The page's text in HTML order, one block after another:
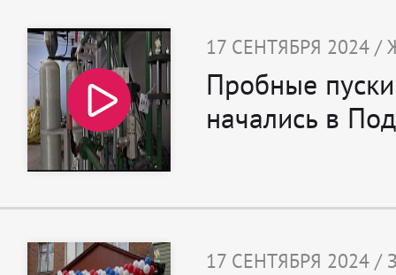
17 СЕНТЯБРЯ 2024 /
Пробные
начались в
17 СЕНТЯБРЯ 2024 /